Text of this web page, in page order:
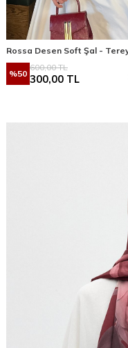
%50
600,00TL
300,00 TL